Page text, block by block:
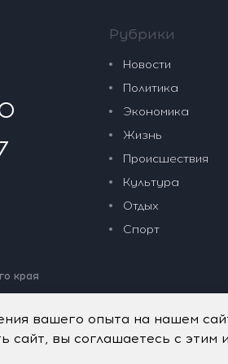
края
Рубрики
Новости
Политика
Экономика
Жизнь
Происшествия
Культура
Отдых
Спорт
вашего опыта на нашем
сайт, вы соглашаетесь с